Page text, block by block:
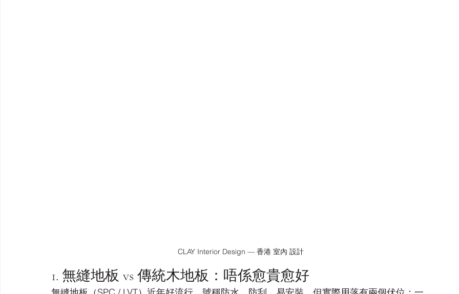
CLAY Interior Design — 香港 室內 設計
1. 無縫地板 vs 傳統木地板：唔係愈貴愈好